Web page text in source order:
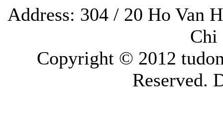
Address: 304 / 20 Ho Van
Copyright © 2012
Reserved.